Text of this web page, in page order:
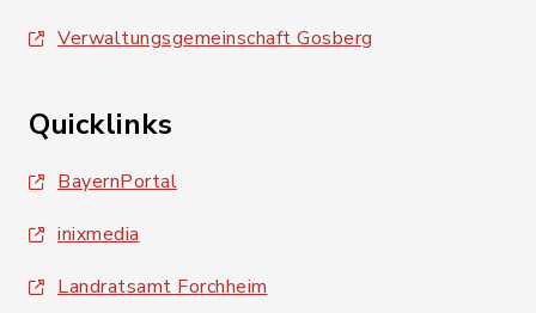
Verwaltungsgemeinschaft Gosberg
Quicklinks
BayernPortal
inixmedia
Landratsamt Forchheim